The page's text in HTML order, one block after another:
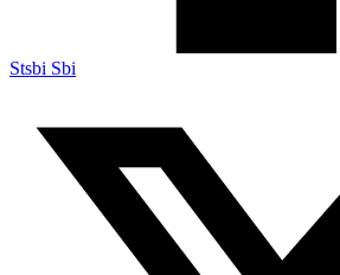
Stsbi Sbi